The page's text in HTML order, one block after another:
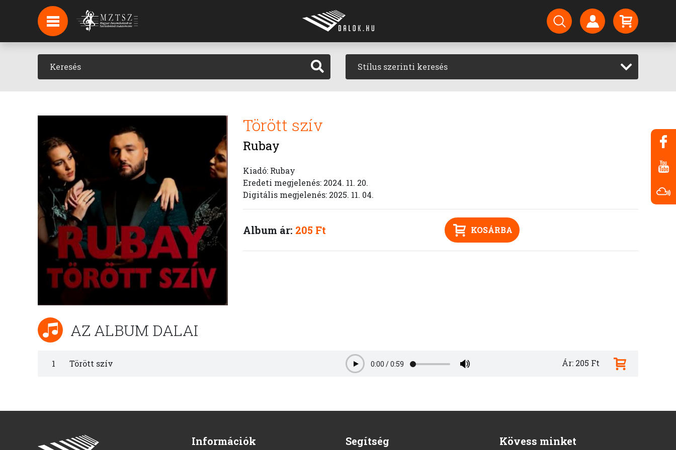
HÍREK
HÍRLEVÉL FELIRATKOZÁS
PODCAST Stílus szerinti keresés
Törött szív
Rubay
Kiadó: Rubay
Eredeti megjelenés: 2024. 11. 20.
Digitális megjelenés: 2025. 11. 04.
Album ár: 205 Ft KOSÁRBA
AZ ALBUM DALAI
1 Törött szív Play0:00 /0:59 Ár: 205 Ft
Információk Segítség Kövess minket